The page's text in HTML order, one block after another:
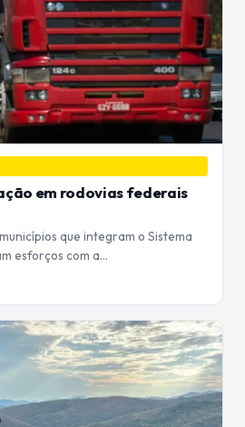
em rodovias federais
que integram o Sistema
esforços com a…